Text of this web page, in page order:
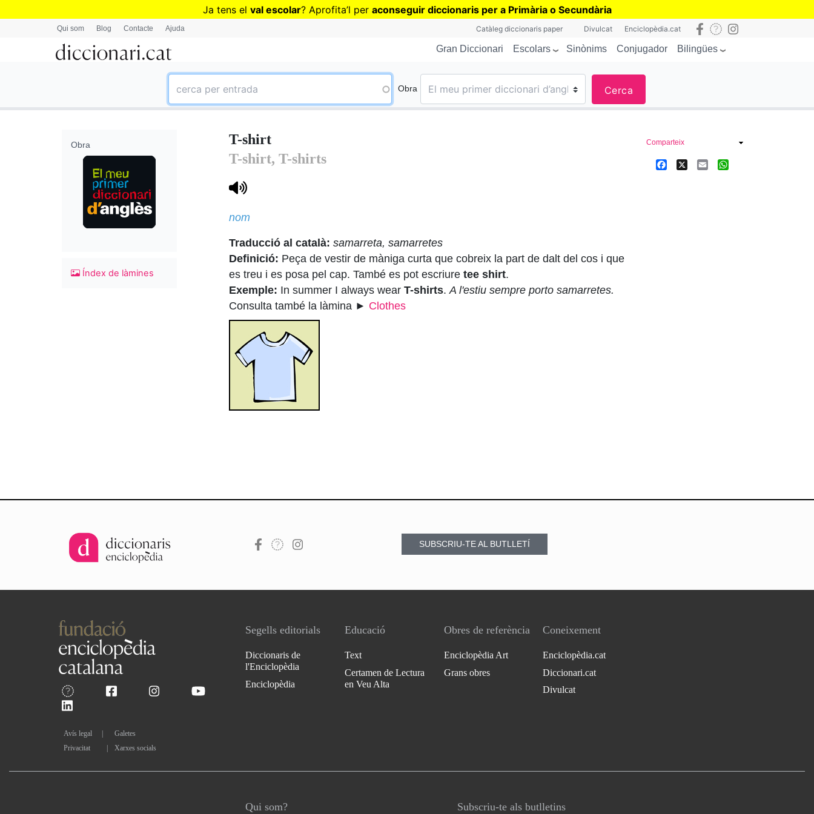
Vés
Ja tens el val escolar? Aprofita’l per aconseguir diccionaris per a Primària o Secundària
Qui som Blog Contacte Ajuda Catàleg diccionaris paper Divulcat Enciclopèdia.cat
Gran Diccionari Escolars Sinònims Conjugador Bilingües
Obra Cerca
T-shirt
T-shirt, T-shirts
nom
Traducció al català: samarreta, samarretes
Definició: Peça de vestir de màniga curta que cobreix la part de dalt del cos i que
es treu i es posa pel cap. També es pot escriuretee shirt.
Exemple: In summer I always wearT-shirts.A l'estiu sempre porto samarretes.
Consulta també la làmina ► Clothes
Obra
Índex de làmines
Comparteix
Facebook Email
SUBSCRIU-TE AL BUTLLETÍ
Avís legal
Galetes
Privacitat
Xarxes socials
Segells editorials
Diccionaris de
l'Enciclopèdia
Enciclopèdia
Educació
Text
Certamen de Lectura
en Veu Alta
Obres de referència
Enciclopèdia Art
Grans obres
Coneixement
Enciclopèdia.cat
Diccionari.cat
Divulcat
Qui som? Subscriu-te als butlletins